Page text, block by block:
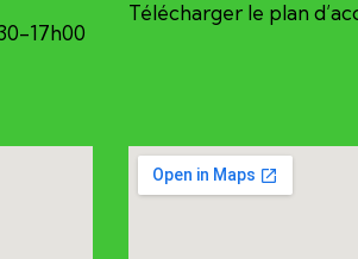
17h00
Télécharger le plan